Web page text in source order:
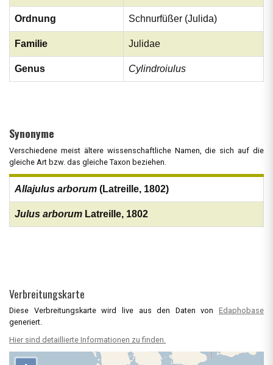
Ordnung Schnurfüßer (Julida)
Familie Julidae
Genus Cylindroiulus
Synonyme
Verschiedene meist ältere wissenschaftliche Namen, die sich auf die
gleiche Art bzw. das gleiche Taxon beziehen.
Allajulus arborum (Latreille, 1802)
Julus arborum Latreille, 1802
Verbreitungskarte
Diese Verbreitungskarte wird live aus den Daten von Edaphobase
generiert.
Hier sind detaillierte Informationen zu finden.